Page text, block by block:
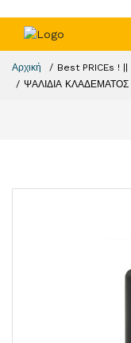
Αρχική Best PRICEs ! ||
ΨΑΛΙΔΙΑ ΚΛΑΔΕΜΑΤΟΣ